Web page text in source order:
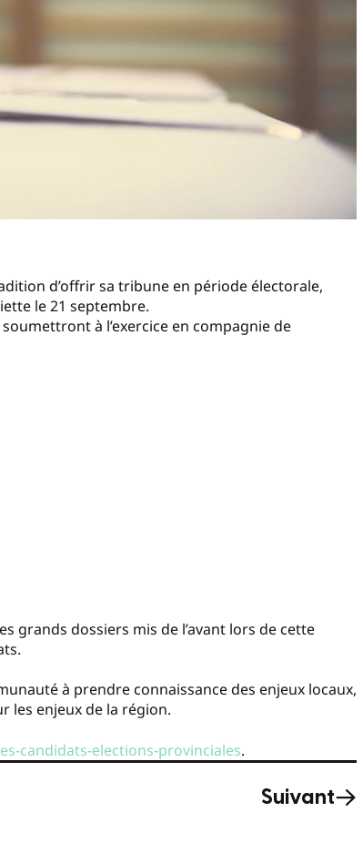
d’offrir sa tribune en période électorale,
le 21 septembre.
à l’exercice en compagnie de
grands dossiers mis de l’avant lors de cette
à prendre connaissance des enjeux locaux,
les enjeux de la région.
candidats-elections-provinciales.
Suivant